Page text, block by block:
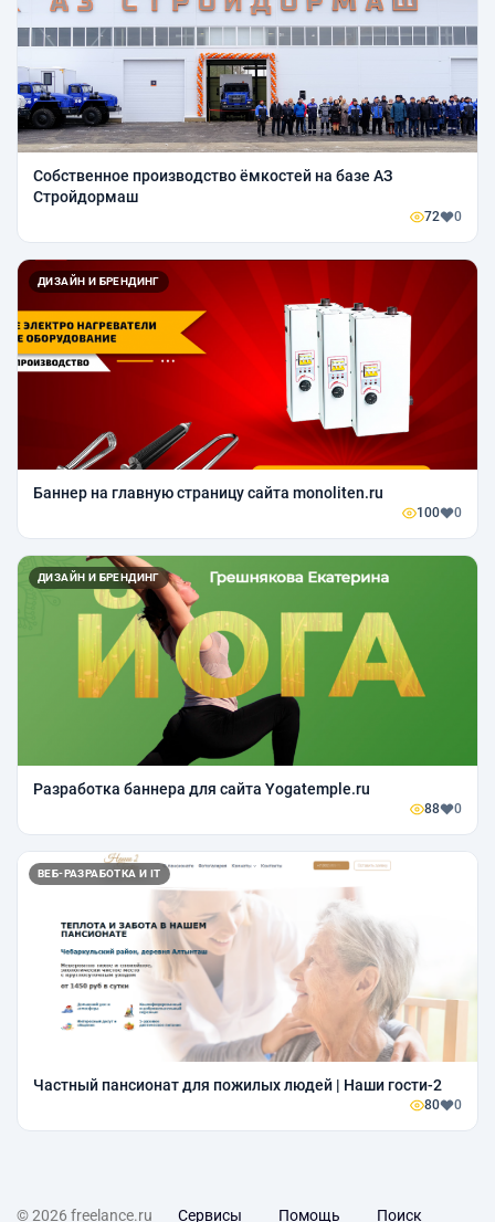
Собственное производство ёмкостей на базе АЗ
Стройдормаш
72 0
ДИЗАЙН И БРЕНДИНГ
Баннер на главную страницу сайта monoliten.ru
100 0
ДИЗАЙН И БРЕНДИНГ
Разработка баннера для сайта Yogatemple.ru
88 0
ВЕБ-РАЗРАБОТКА И IT
Частный пансионат для пожилых людей | Наши гости-2
80 0
© 2026 freelance.ru Сервисы Помощь Поиск